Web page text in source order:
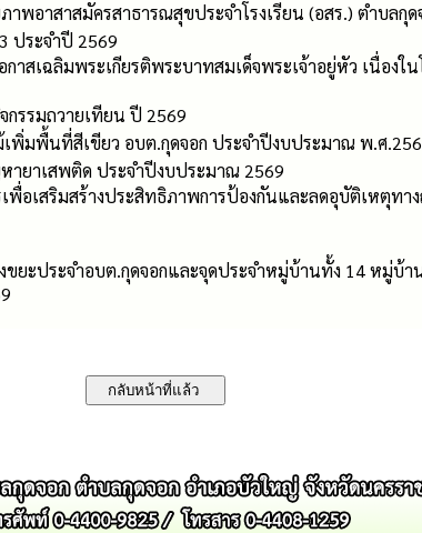
าพอาสาสมัครสาธารณสุขประจำโรงเรียน (อสร.) ตำบลกุ
ประจำปี 2569
กาสเฉลิมพระเกียรติพระบาทสมเด็จพระเจ้าอยู่หัว เนื่อง
รรมถวายเทียน ปี 2569
เพิ่มพื้นที่สีเขียว อบต.กุดจอก ประจำปีงบประมาณ พ.ศ
หายาเสพติด ประจำปีงบประมาณ 2569
เพื่อเสริมสร้างประสิทธิภาพการป้องกันและลดอุบัติเหตุท
ยะประจำอบต.กุดจอกและจุดประจำหมู่บ้านทั้ง 14 หมู่บ้า